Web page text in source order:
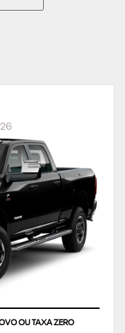
OU TAXA ZERO